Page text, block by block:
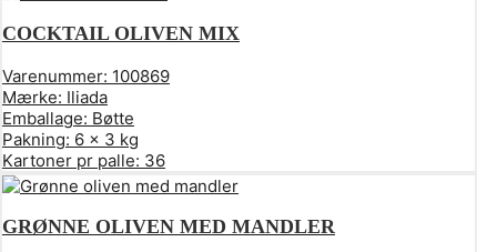
COCKTAIL OLIVEN MIX
Varenummer: 100869
Mærke: Iliada
Emballage: Bøtte
Pakning: 6 x 3 kg
Kartoner pr palle: 36
GRØNNE OLIVEN MED MANDLER